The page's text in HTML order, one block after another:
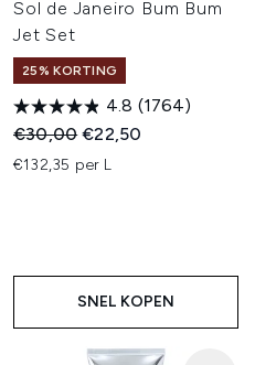
Sol de Janeiro Bum Bum
Jet Set
25% KORTING
4.8 (1764)
Recommended Retail Price:
€30,00Huidige prijs:
€22,50
€132,35 per L
SNEL KOPEN